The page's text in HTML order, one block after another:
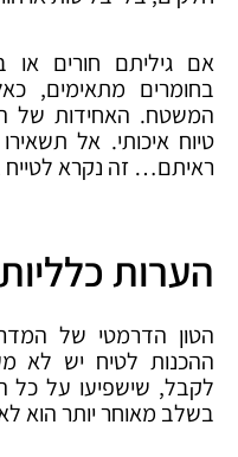
אם גיליתם חורים
בחומרים מתאימים,
המשטח. האחידות של
טיוח איכותי. אל
ראיתם… זה נקרא לטייח
הערות
הטון הדרמטי של
ההכנות לטיח יש לא
לקבל, שישפיעו על כל
בשלב מאוחר יותר הוא